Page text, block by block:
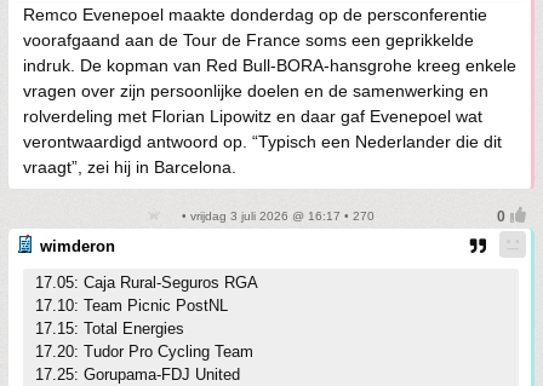
Remco Evenepoel maakte donderdag op de persconferentie
voorafgaand aan de Tour de France soms een geprikkelde
indruk. De kopman van Red Bull-BORA-hansgrohe kreeg enkele
vragen over zijn persoonlijke doelen en de samenwerking en
rolverdeling met Florian Lipowitz en daar gaf Evenepoel wat
verontwaardigd antwoord op. “Typisch een Nederlander die dit
vraagt”, zei hij in Barcelona.
• vrijdag 3 juli 2026 @ 16:17 • 270
wimderon
17.05: Caja Rural-Seguros RGA
17.10: Team Picnic PostNL
17.15: Total Energies
17.20: Tudor Pro Cycling Team
17.25: Gorupama-FDJ United